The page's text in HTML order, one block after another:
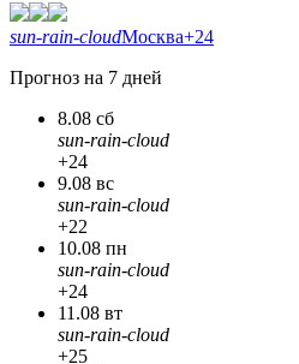
sun-rain-cloudМосква+24
Прогноз на 7 дней
8.08 сб
sun-rain-cloud
+24
9.08 вс
sun-rain-cloud
+22
10.08 пн
sun-rain-cloud
+24
11.08 вт
sun-rain-cloud
+25